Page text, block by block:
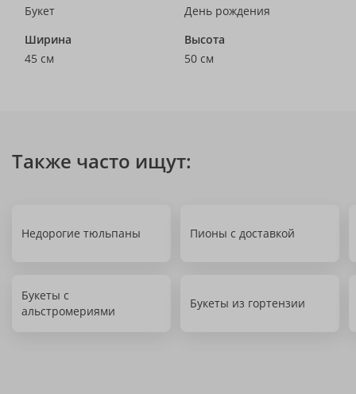
Букет
День рождения
Ширина
45 см
Высота
50 см
Также часто ищут:
Недорогие тюльпаны Пионы с доставкой
Букеты с
альстромериями
Букеты из гортензии